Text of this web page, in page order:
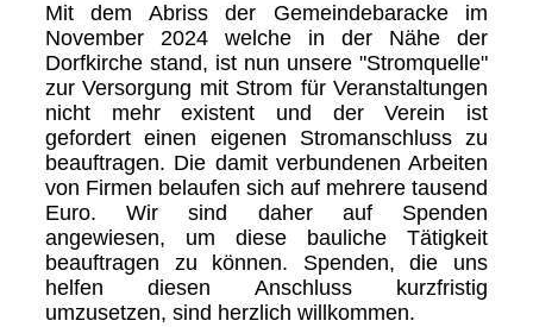
Mit dem Abriss der Gemeindebaracke im
November 2024 welche in der Nähe der
Dorfkirche stand, ist nun unsere "Stromquelle"
zur Versorgung mit Strom für Veranstaltungen
nicht mehr existent und der Verein ist
gefordert einen eigenen Stromanschluss zu
beauftragen. Die damit verbundenen Arbeiten
von Firmen belaufen sich auf mehrere tausend
Euro. Wir sind daher auf Spenden
angewiesen, um diese bauliche Tätigkeit
beauftragen zu können. Spenden, die uns
helfen diesen Anschluss kurzfristig
umzusetzen, sind herzlich willkommen.